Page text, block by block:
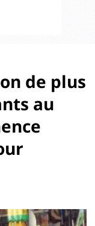
de plus
au